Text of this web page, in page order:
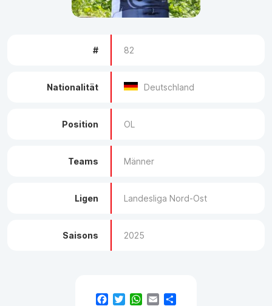
# 82
Nationalität Deutschland
Position OL
Teams Männer
Ligen Landesliga Nord-Ost
Saisons 2025
Facebook
TwitterWhatsApp
Email